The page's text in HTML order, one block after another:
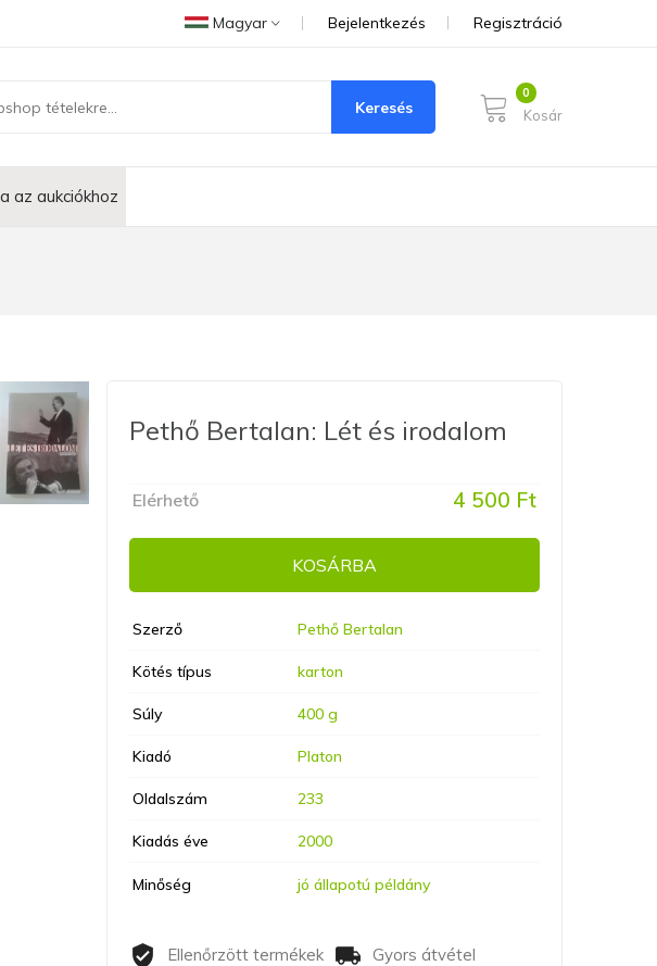
Magyar Bejelentkezés Regisztráció
Keresés Kosár
az aukciókhoz
Pethő Bertalan: Lét és irodalom
Elérhető 4 500 Ft
KOSÁRBA
Szerző Pethő Bertalan
Kötés típus karton
Súly 400 g
Kiadó Platon
Oldalszám 233
Kiadás éve 2000
Minőség jó állapotú példány
Ellenőrzött termékek Gyors átvétel